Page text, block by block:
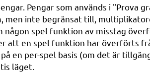
Pengar som används i "Prova
men inte begränsat till,
någon spel funktion av misstag
att en spel funktion har överförts
en per-spel basis (om det är
läget.